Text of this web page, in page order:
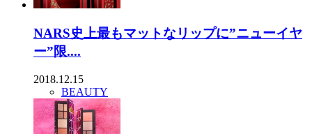
NARS史上最もマットなリップに”ニューイヤ
ー”限....
2018.12.15
BEAUTY